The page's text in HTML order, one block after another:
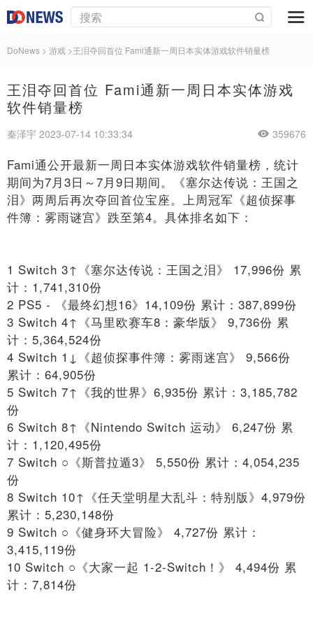
DoNews > 游戏 >​王泪夺回首位 Fami通新一周日本实体游戏软件销量榜
​王泪夺回首位 Fami通新一周日本实体游戏
软件销量榜
秦泽宇 2023-07-14 10:33:34 359676
Fami通公开最新一周日本实体游戏软件销量榜，统计
期间为7月3日～7月9日期间。《塞尔达传说：王国之
泪》两周后再次夺回首位宝座。上周冠军《超侦探事
件簿：雾雨谜宫》跌至第4。具体排名如下：
1 Switch 3↑《塞尔达传说：王国之泪》 17,996份 累
计：1,741,310份
2 PS5 - 《最终幻想16》14,109份 累计：387,899份
3 Switch 4↑《马里欧赛车8：豪华版》 9,736份 累
计：5,364,524份
4 Switch 1↓《超侦探事件簿：雾雨迷宫》 9,566份
累计：64,905份
5 Switch 7↑《我的世界》6,935份 累计：3,185,782
份
6 Switch 8↑《Nintendo Switch 运动》 6,247份 累
计：1,120,495份
7 Switch ○《斯普拉遁3》 5,550份 累计：4,054,235
份
8 Switch 10↑《任天堂明星大乱斗：特别版》4,979份
累计：5,230,148份
9 Switch ○《健身环大冒险》 4,727份 累计：
3,415,119份
10 Switch ○《大家一起 1-2-Switch！》 4,494份 累
计：7,814份